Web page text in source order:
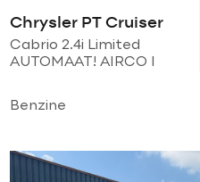
Chrysler PT Cruiser
Cabrio 2.4i Limited
AUTOMAAT! AIRCO l
Chrome LMV l LEER l
STOELVERWARMING l
Benzine